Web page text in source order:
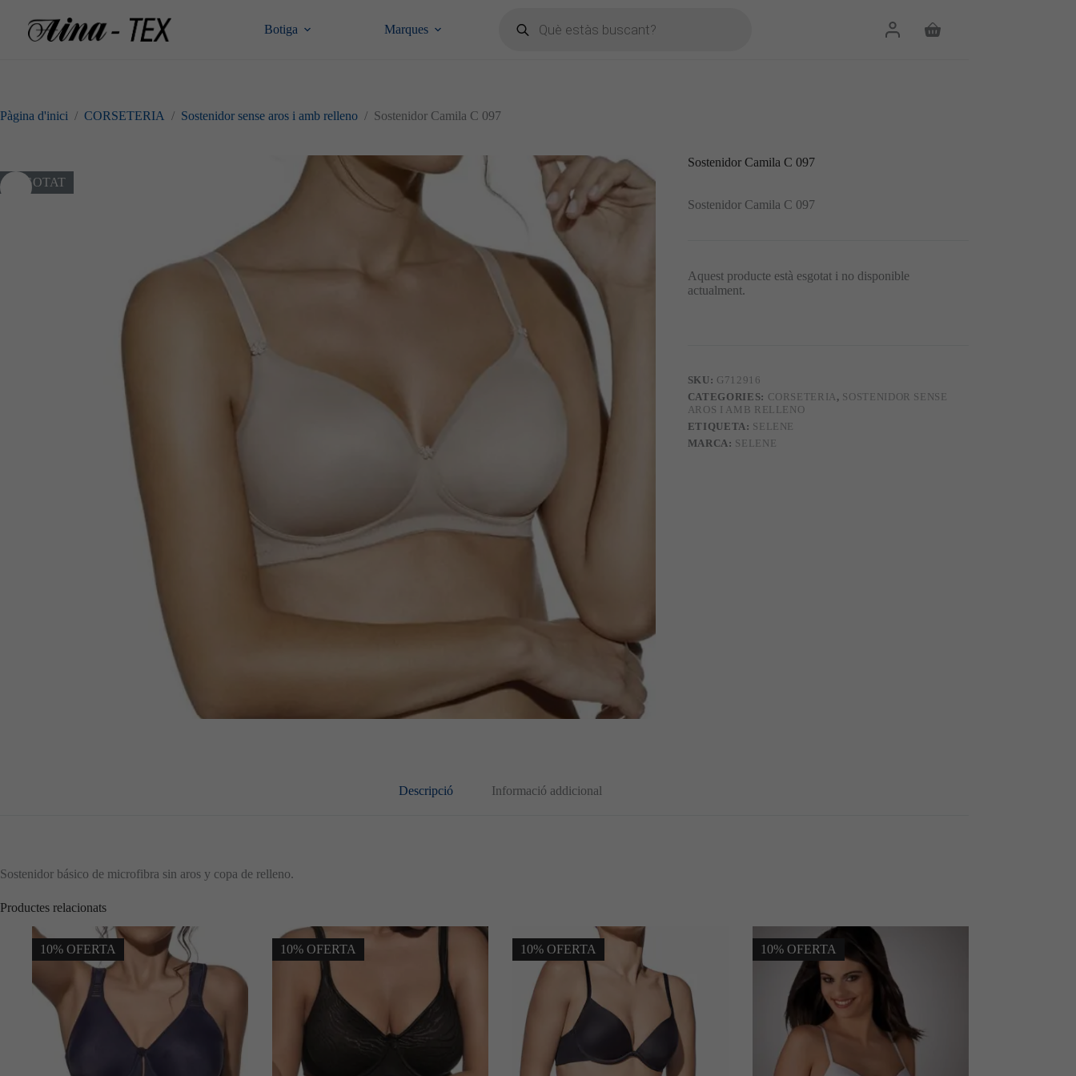
contingut
Botiga Marques
search
Cistella
Pàgina d'inici / CORSETERIA / Sostenidor sense aros i amb relleno / Sostenidor Camila C 097
ESGOTAT
Sostenidor Camila C 097
Sostenidor Camila C 097
Aquest producte està esgotat i no disponible
actualment.
SKU: G712916
CATEGORIES: CORSETERIA , SOSTENIDOR SENSE
AROS I AMB RELLENO
ETIQUETA: SELENE
MARCA: SELENE
Descripció Informació addicional
Sostenidor básico de microfibra sin aros y copa de relleno.
Productes relacionats
10% OFERTA 10% OFERTA 10% OFERTA 10% OFERTA